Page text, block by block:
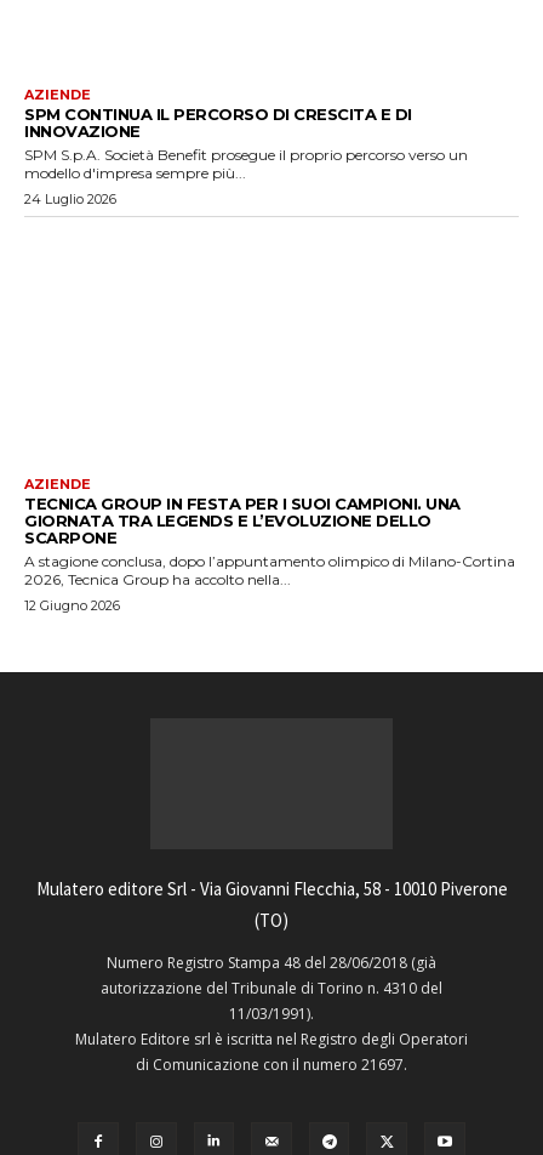
AZIENDE
SPM CONTINUA IL PERCORSO DI CRESCITA E DI
INNOVAZIONE
SPM S.p.A. Società Benefit prosegue il proprio percorso verso un
modello d'impresa sempre più...
24 Luglio 2026
AZIENDE
TECNICA GROUP IN FESTA PER I SUOI CAMPIONI. UNA
GIORNATA TRA LEGENDS E L’EVOLUZIONE DELLO
SCARPONE
A stagione conclusa, dopo l’appuntamento olimpico di Milano-Cortina
2026, Tecnica Group ha accolto nella...
12 Giugno 2026
Mulatero editore Srl - Via Giovanni Flecchia, 58 - 10010 Piverone
(TO)
Numero Registro Stampa 48 del 28/06/2018 (già
autorizzazione del Tribunale di Torino n. 4310 del
11/03/1991).
Mulatero Editore srl è iscritta nel Registro degli Operatori
di Comunicazione con il numero 21697.